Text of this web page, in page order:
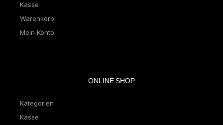
Kasse
Warenkorb
Mein Konto
ONLINE SHOP
Kategorien
Kasse